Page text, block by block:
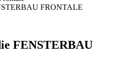
FENSTERBAU